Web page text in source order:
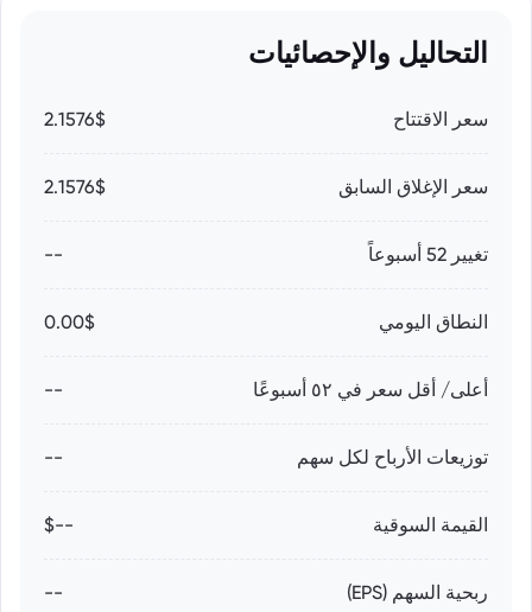
التحاليل والإحصائيات
سعر الاقتتاح 2.1576$
سعر الإغلاق السابق 2.1576$
تغيير 52 أسبوعاً --
النطاق اليومي 0.00$
أعلى/ أقل سعر في ٥٢ أسبوعًا --
توزيعات الأرباح لكل سهم --
القيمة السوقية --$
ربحية السهم (EPS) --